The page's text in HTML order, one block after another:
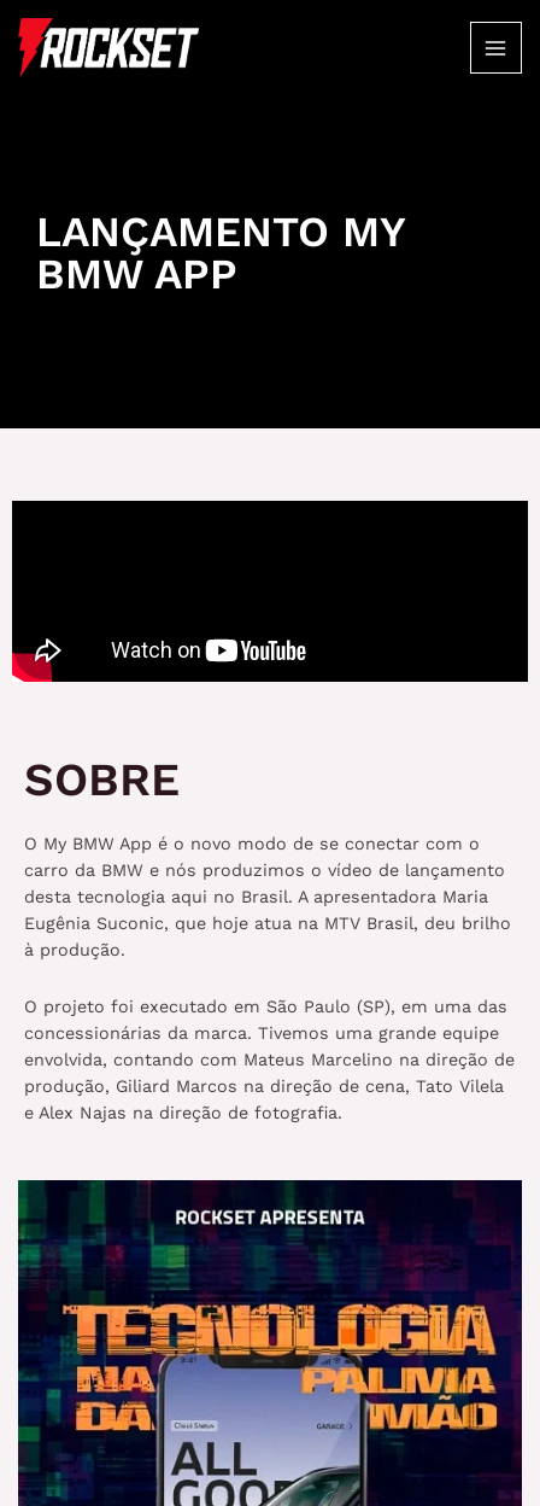
LANÇAMENTO MY
BMW APP
SOBRE
O My BMW App é o novo modo de se conectar com o
carro da BMW e nós produzimos o vídeo de lançamento
desta tecnologia aqui no Brasil. A apresentadora Maria
Eugênia Suconic, que hoje atua na MTV Brasil, deu brilho
à produção.
O projeto foi executado em São Paulo (SP), em uma das
concessionárias da marca. Tivemos uma grande equipe
envolvida, contando com Mateus Marcelino na direção de
produção, Giliard Marcos na direção de cena, Tato Vilela
e Alex Najas na direção de fotografia.